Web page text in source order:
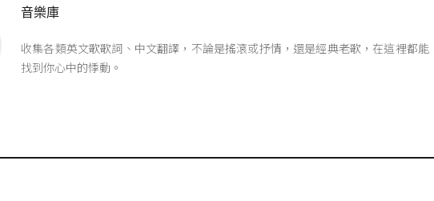
音樂庫
收集各類英文歌歌詞、中文翻譯，不論是搖滾或抒情，還是經典老歌，在這裡都能
找到你心中的悸動。